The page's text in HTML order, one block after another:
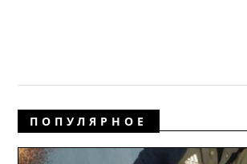
ПОПУЛЯРНОЕ